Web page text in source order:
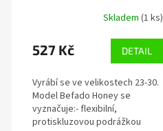
Skladem (1 ks)
527 Kč DETAIL
Vyrábí se ve velikostech 23-30.
Model Befado Honey se
vyznačuje:- flexibilní,
protiskluzovou podrážkou